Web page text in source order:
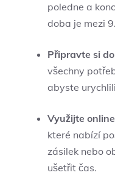
poledne a
doba je mezi
Připravte si
všechny
abyste
Využijte
které nabízí
zásilek nebo
ušetřit čas.